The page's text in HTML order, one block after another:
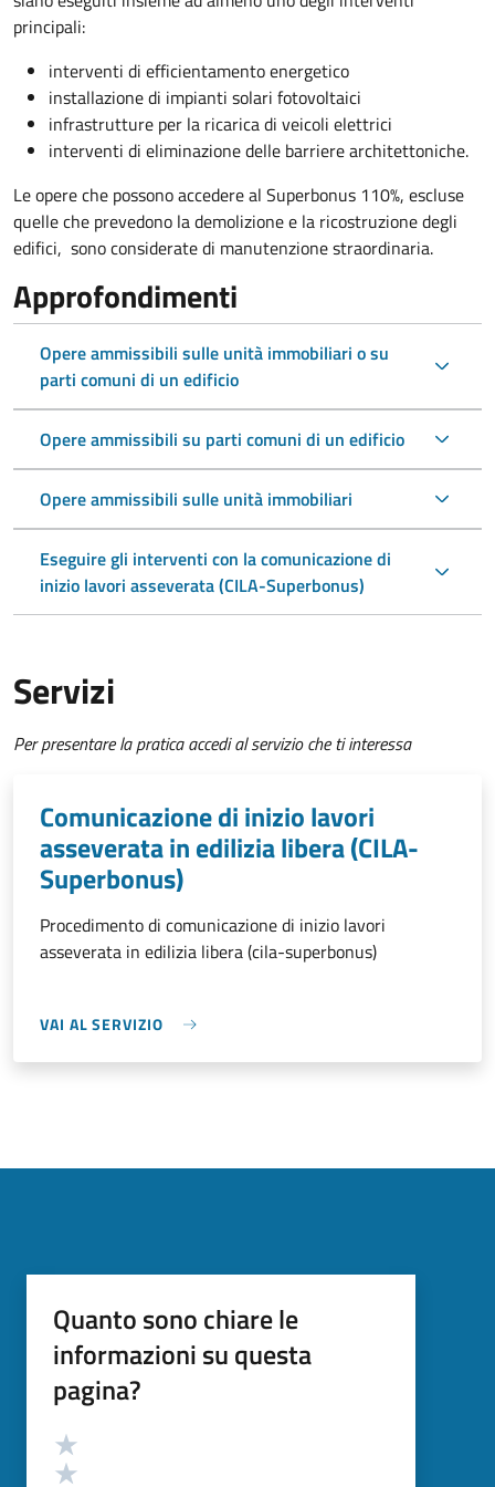
principali:
interventi di efficientamento energetico
installazione di impianti solari fotovoltaici
infrastrutture per la ricarica di veicoli elettrici
interventi di eliminazione delle barriere architettoniche.
Le opere che possono accedere al Superbonus 110%, escluse
quelle che prevedono la demolizione e la ricostruzione degli
edifici, sono considerate di manutenzione straordinaria.
Approfondimenti
Opere ammissibili sulle unità immobiliari o su
parti comuni di un edificio
Opere ammissibili su parti comuni di un edificio
Opere ammissibili sulle unità immobiliari
Eseguire gli interventi con la comunicazione di
inizio lavori asseverata (CILA-Superbonus)
Servizi
Per presentare la pratica accedi al servizio che ti interessa
Comunicazione di inizio lavori
asseverata in edilizia libera (CILA-
Superbonus)
Procedimento di comunicazione di inizio lavori
asseverata in edilizia libera (cila-superbonus)
VAI AL SERVIZIO
Quanto sono chiare le
informazioni su questa
pagina?
Valutazione